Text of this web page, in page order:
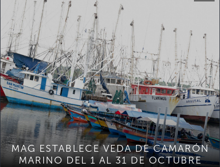
MAG ESTABLECE VEDA DE CAMARÓN
MARINO DEL 1 AL 31 DE OCTUBRE